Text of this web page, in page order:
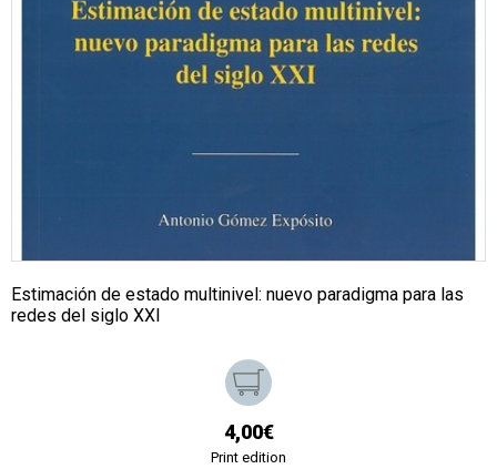
Estimación de estado multinivel: nuevo paradigma para las
redes del siglo XXI
4,00€
Print edition